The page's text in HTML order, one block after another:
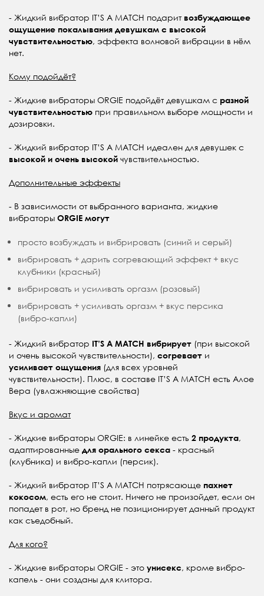
- Жидкий вибратор IT’S A MATCH подарит возбуждающее
ощущение покалывания девушкам с высокой
чувствительностью, эффекта волновой вибрации в нём
нет.
Кому подойдёт?
- Жидкие вибраторы ORGIE подойдёт девушкам с разной
чувствительностью при правильном выборе мощности и
дозировки.
- Жидкий вибратор IT’S A MATCH идеален для девушек с
высокой и очень высокой чувствительностью.
Дополнительные эффекты
- В зависимости от выбранного варианта, жидкие
вибраторы ORGIE могут
просто возбуждать и вибрировать (синий и серый)
вибрировать + дарить согревающий эффект + вкус
клубники (красный)
вибрировать и усиливать оргазм (розовый)
вибрировать + усиливать оргазм + вкус персика
(вибро-капли)
- Жидкий вибратор IT’S A MATCH вибрирует (при высокой
и очень высокой чувствительности), согревает и
усиливает ощущения (для всех уровней
чувствительности). Плюс, в составе IT’S A MATCH есть Алое
Вера (увлажняющие свойства)
Вкус и аромат
- Жидкие вибраторы ORGIE: в линейке есть 2 продукта,
адаптированные для орального секса - красный
(клубника) и вибро-капли (персик).
- Жидкий вибратор IT’S A MATCH потрясающе пахнет
кокосом, есть его не стоит. Ничего не произойдет, если он
попадет в рот, но бренд не позиционирует данный продукт
как съедобный.
Для кого?
- Жидкие вибраторы ORGIE - это унисекс, кроме вибро-
капель - они созданы для клитора.